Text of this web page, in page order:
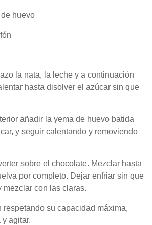
huevo
la nata, la leche y a continuación
hasta disolver el azúcar sin que
añadir la yema de huevo batida
y seguir calentando y removiendo
sobre el chocolate. Mezclar hasta
por completo. Dejar enfriar sin que
mezclar con las claras.
respetando su capacidad máxima,
agitar.